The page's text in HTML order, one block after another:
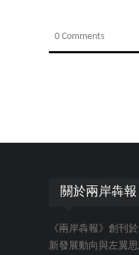
0 Comments
關於兩岸犇報
《兩岸犇報》創刊
新發展動向與左翼